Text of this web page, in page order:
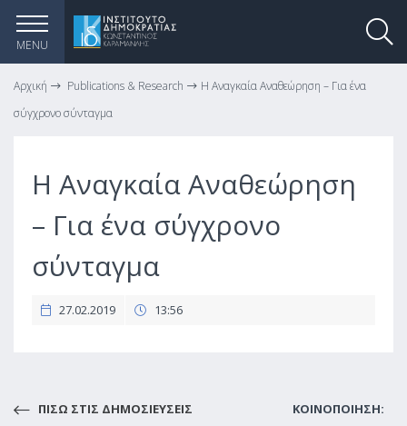
MENU
Αρχική Publications & Research
Η Αναγκαία Αναθεώρηση – Για ένα
σύγχρονο σύνταγμα
Η Αναγκαία Αναθεώρηση
– Για ένα σύγχρονο
σύνταγμα
27.02.2019 13:56
ΠΙΣΩ ΣΤΙΣ ΔΗΜΟΣΙΕΥΣΕΙΣ ΚΟΙΝΟΠΟΙΗΣΗ: